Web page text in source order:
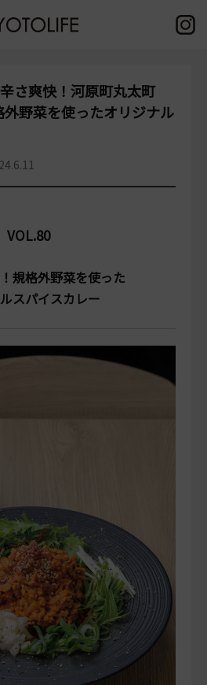
さ爽快！河原町丸太町
外野菜を使ったオリジナル
VOL.80
規格外野菜を使った
スパイスカレー